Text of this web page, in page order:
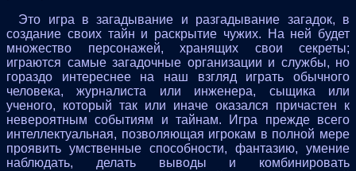
Это игра в загадывание и разгадывание загадок, в
создание своих тайн и раскрытие чужих. На ней будет
множество персонажей, хранящих свои секреты;
играются самые загадочные организации и службы, но
гораздо интереснее на наш взгляд играть обычного
человека, журналиста или инженера, сыщика или
ученого, который так или иначе оказался причастен к
невероятным событиям и тайнам. Игра прежде всего
интеллектуальная, позволяющая игрокам в полной мере
проявить умственные способности, фантазию, умение
наблюдать, делать выводы и комбинировать